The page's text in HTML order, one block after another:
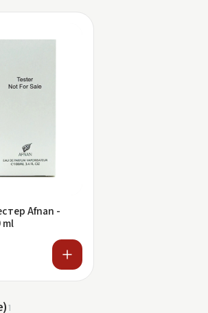
Afnan -
ml
1